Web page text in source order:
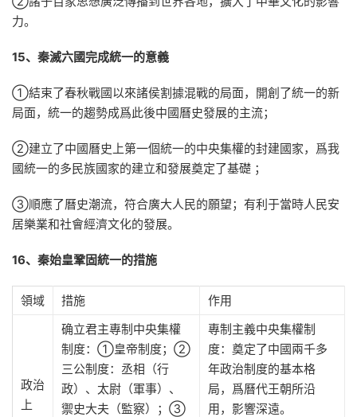
力。
15、秦滅六國完成統一的意義
①結束了春秋戰國以來諸侯割據混戰的局面，開創了統一的新
局面，統一的趨勢成爲此後中國曆史發展的主流；
②建立了中國曆史上第一個統一的中央集權的封建國家，爲我
國統一的多民族國家的建立和發展奠定了基礎 ；
③順應了曆史潮流，符合廣大人民的願望；有利于當時人民安
居樂業和社會經濟文化的發展。
16、秦始皇鞏固統一的措施
領域 措施 作用
政治
上
确立君主專制中央集權
制度：①皇帝制度；②
三公制度：丞相（行
政）、太尉（軍事）、
禦史大夫（監察）；③
專制主義中央集權制
度：奠定了中國兩千多
年政治制度的基本格
局，爲曆代王朝所沿
用，影響深遠。